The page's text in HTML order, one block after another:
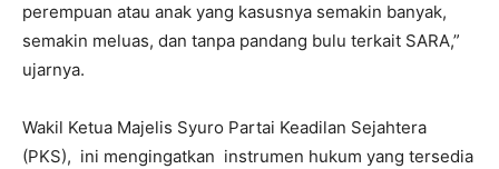
perempuan atau anak yang kasusnya semakin banyak,
semakin meluas, dan tanpa pandang bulu terkait SARA,”
ujarnya.
Wakil Ketua Majelis Syuro Partai Keadilan Sejahtera
(PKS), ini mengingatkan instrumen hukum yang tersedia